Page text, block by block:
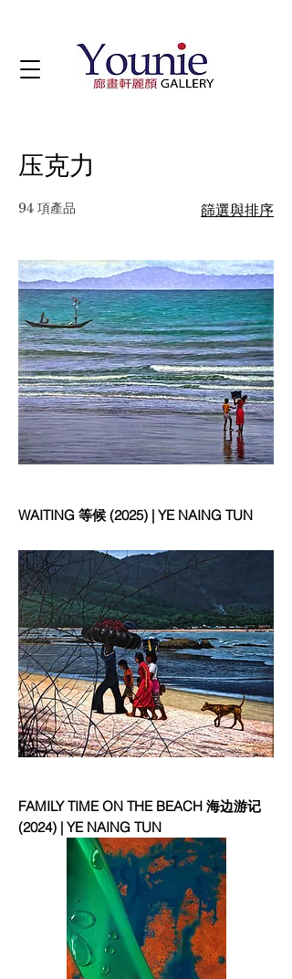
压克力
94 項產品 篩選與排序
WAITING 等候 (2025) | YE NAING TUN
FAMILY TIME ON THE BEACH 海边游记
(2024) | YE NAING TUN